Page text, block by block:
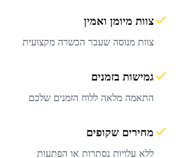
צוות מיומן ואמין
צוות מנוסה שעבר הכשרה מקצועית
גמישות בזמנים
התאמה מלאה ללוח הזמנים שלכם
מחירים שקופים
ללא עלויות נסתרות או הפתעות